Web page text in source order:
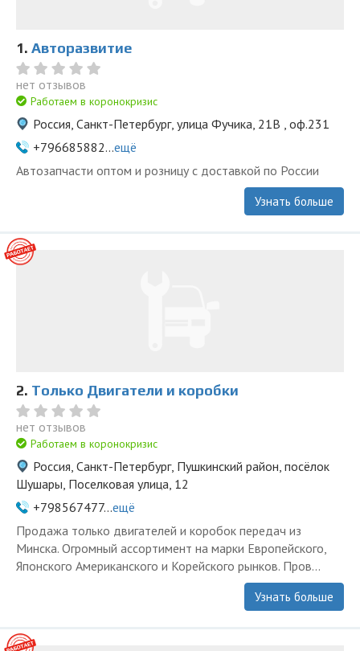
1. Авторазвитие
нет отзывов
Работаем в коронокризис
Россия, Санкт-Петербург, улица Фучика, 21В , оф.231
+796685882...ещё
Автозапчасти оптом и розницу с доставкой по России
Узнать больше
2. Только Двигатели и коробки
нет отзывов
Работаем в коронокризис
Россия, Санкт-Петербург, Пушкинский район, посёлок
Шушары, Поселковая улица, 12
+798567477...ещё
Продажа только двигателей и коробок передач из
Минска. Огромный ассортимент на марки Европейского,
Японского Американского и Корейского рынков. Пров...
Узнать больше